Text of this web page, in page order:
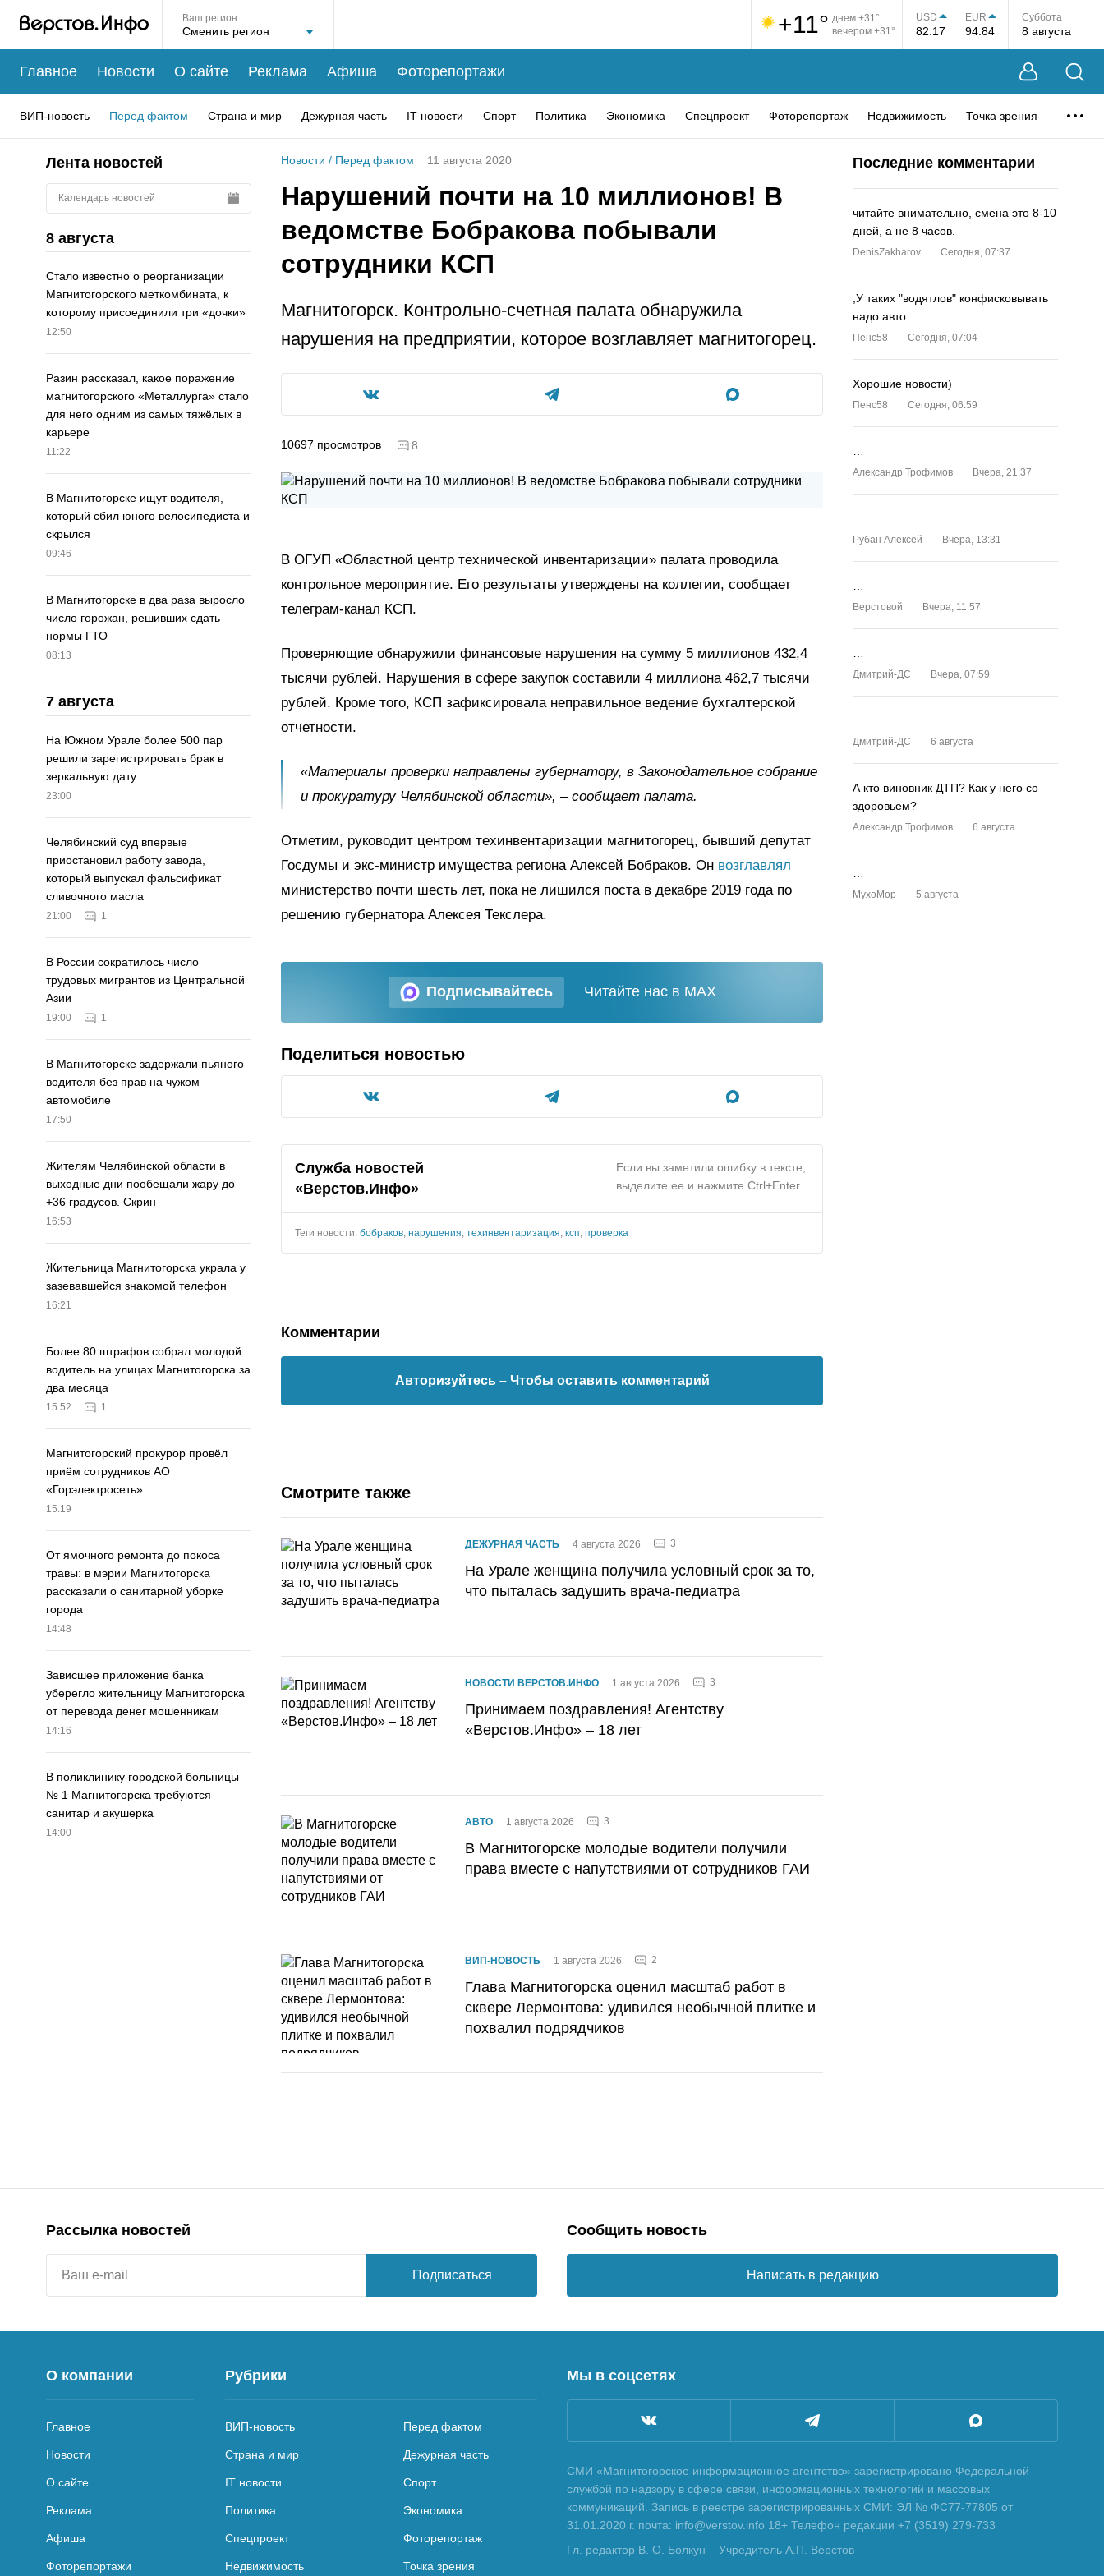
Ваш регион +11° днем +31°
вечером +31°
USD
82.17
EUR
94.84
Суббота
8 августа
Главное Новости О сайте Реклама Афиша Фоторепортажи
ВИП-новость Перед фактом Страна и мир Дежурная часть IT новости Спорт Политика Экономика Спецпроект Фоторепортаж Недвижимость Точка зрения
Лента новостей
Календарь новостей
8 августа
Стало известно о реорганизации
Магнитогорского меткомбината, к
которому присоединили три «дочки»
12:50
Разин рассказал, какое поражение
магнитогорского «Металлурга» стало
для него одним из самых тяжёлых в
карьере
11:22
В Магнитогорске ищут водителя,
который сбил юного велосипедиста и
скрылся
09:46
В Магнитогорске в два раза выросло
число горожан, решивших сдать
нормы ГТО
08:13
7 августа
На Южном Урале более 500 пар
решили зарегистрировать брак в
зеркальную дату
23:00
Челябинский суд впервые
приостановил работу завода,
который выпускал фальсификат
сливочного масла
21:00 1
В России сократилось число
трудовых мигрантов из Центральной
Азии
19:00 1
В Магнитогорске задержали пьяного
водителя без прав на чужом
автомобиле
17:50
Жителям Челябинской области в
выходные дни пообещали жару до
+36 градусов. Скрин
16:53
Жительница Магнитогорска украла у
зазевавшейся знакомой телефон
16:21
Более 80 штрафов собрал молодой
водитель на улицах Магнитогорска за
два месяца
15:52 1
Магнитогорский прокурор провёл
приём сотрудников АО
«Горэлектросеть»
15:19
От ямочного ремонта до покоса
травы: в мэрии Магнитогорска
рассказали о санитарной уборке
города
14:48
Зависшее приложение банка
уберегло жительницу Магнитогорска
от перевода денег мошенникам
14:16
В поликлинику городской больницы
№ 1 Магнитогорска требуются
санитар и акушерка
14:00
Новости / Перед фактом 11 августа 2020
Нарушений почти на 10 миллионов! В
ведомстве Бобракова побывали
сотрудники КСП
Магнитогорск. Контрольно-счетная палата обнаружила
нарушения на предприятии, которое возглавляет магнитогорец.
10697 просмотров 8
В ОГУП «Областной центр технической инвентаризации» палата проводила
контрольное мероприятие. Его результаты утверждены на коллегии, сообщает
телеграм-канал КСП.
Проверяющие обнаружили финансовые нарушения на сумму 5 миллионов 432,4
тысячи рублей. Нарушения в сфере закупок составили 4 миллиона 462,7 тысячи
рублей. Кроме того, КСП зафиксировала неправильное ведение бухгалтерской
отчетности.
«Материалы проверки направлены губернатору, в Законодательное собрание
и прокуратуру Челябинской области», – сообщает палата.
Отметим, руководит центром техинвентаризации магнитогорец, бывший депутат
Госдумы и экс-министр имущества региона Алексей Бобраков. Он возглавлял
министерство почти шесть лет, пока не лишился поста в декабре 2019 года по
решению губернатора Алексея Текслера.
Подписывайтесь Читайте нас в MAX
Поделиться новостью
Служба новостей
«Верстов.Инфо»
Если вы заметили ошибку в тексте,
выделите ее и нажмите Ctrl+Enter
Теги новости: бобраков нарушения техинвентаризация ксп проверка
Комментарии
Авторизуйтесь – Чтобы оставить комментарий
Смотрите также
ДЕЖУРНАЯ ЧАСТЬ 4 августа 2026 3
На Урале женщина получила условный срок за то,
что пыталась задушить врача-педиатра
НОВОСТИ ВЕРСТОВ.ИНФО 1 августа 2026 3
Принимаем поздравления! Агентству
«Верстов.Инфо» – 18 лет
АВТО 1 августа 2026 3
В Магнитогорске молодые водители получили
права вместе с напутствиями от сотрудников ГАИ
ВИП-НОВОСТЬ 1 августа 2026 2
Глава Магнитогорска оценил масштаб работ в
сквере Лермонтова: удивился необычной плитке и
похвалил подрядчиков
Последние комментарии
читайте внимательно, смена это 8-10
дней, а не 8 часов.
DenisZakharov Сегодня, 07:37
,У таких "водятлов" конфисковывать
надо авто
Пенс58 Сегодня, 07:04
Хорошие новости)
Пенс58 Сегодня, 06:59
Александр Трофимов Вчера, 21:37
Рубан Алексей Вчера, 13:31
Верстовой Вчера, 11:57
Дмитрий-ДС Вчера, 07:59
Дмитрий-ДС 6 августа
А кто виновник ДТП? Как у него со
здоровьем?
Александр Трофимов 6 августа
MyxoMop 5 августа
Рассылка новостей
Подписаться
Сообщить новость
Написать в редакцию
О компании
Главное
Новости
О сайте
Реклама
Афиша
Фоторепортажи
Рубрики
ВИП-новость Перед фактом
Страна и мир Дежурная часть
IT новости Спорт
Политика Экономика
Спецпроект Фоторепортаж
Недвижимость Точка зрения
Мы в соцсетях
СМИ «Магнитогорское информационное агентство» зарегистрировано Федеральной
службой по надзору в сфере связи, информационных технологий и массовых
коммуникаций. Запись в реестре зарегистрированных СМИ: ЭЛ № ФС77-77805 от
31.01.2020 г. почта: info@verstov.info 18+ Телефон редакции +7 (3519) 279-733
Гл. редактор В. О. Болкун
Учредитель А.П. Верстов